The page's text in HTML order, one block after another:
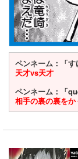
ペンネーム：「
天才vs天才
ペンネーム：「
相手の裏の裏を